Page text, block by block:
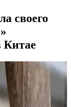
своего
Китае